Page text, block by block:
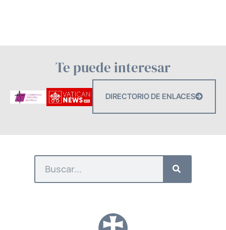
Te puede interesar
DIRECTORIO DE ENLACES